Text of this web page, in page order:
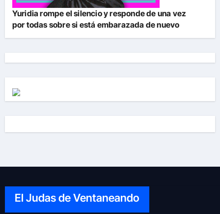
Yuridia rompe el silencio y responde de una vez
por todas sobre si está embarazada de nuevo
El Judas de Ventaneando